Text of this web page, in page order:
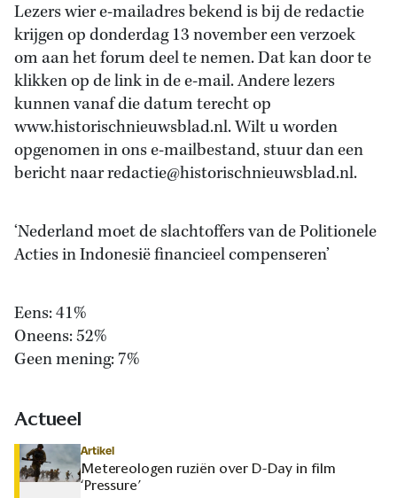
Lezers wier e-mailadres bekend is bij de redactie
krijgen op donderdag 13 november een verzoek
om aan het forum deel te nemen. Dat kan door te
klikken op de link in de e-mail. Andere lezers
kunnen vanaf die datum terecht op
www.historischnieuwsblad.nl. Wilt u worden
opgenomen in ons e-mailbestand, stuur dan een
bericht naar redactie@historischnieuwsblad.nl.
‘Nederland moet de slachtoffers van de Politionele
Acties in Indonesië financieel compenseren’
Eens: 41%
Oneens: 52%
Geen mening: 7%
Actueel
Artikel
Metereologen ruziën over D-Day in film
‘Pressure’